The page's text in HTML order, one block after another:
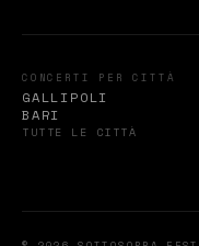
CONCERTI PER CITTÀ
GALLIPOLI
BARI
TUTTE LE CITTÀ